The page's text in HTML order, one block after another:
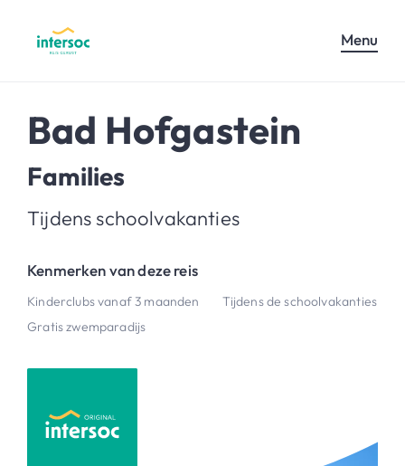
Menu
Bad Hofgastein
Families
Tijdens schoolvakanties
Kenmerken van deze reis
Kinderclubs vanaf 3 maanden
Tijdens de schoolvakanties
Gratis zwemparadijs